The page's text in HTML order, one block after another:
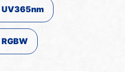
UV365nm
RGBW